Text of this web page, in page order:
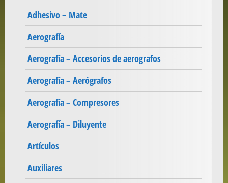
Adhesivo – Mate
Aerografía
Aerografía – Accesorios de aerografos
Aerografía – Aerógrafos
Aerografía – Compresores
Aerografía – Diluyente
Artículos
Auxiliares